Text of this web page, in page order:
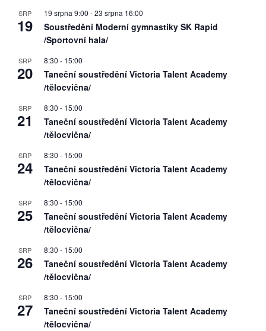
SRP
19
19 srpna 9:00 -23 srpna 16:00
Soustředění Moderní gymnastiky SK Rapid
/Sportovní hala/
SRP
20
8:30 - 15:00
Taneční soustředění Victoria Talent Academy
/tělocvična/
SRP
21
8:30 - 15:00
Taneční soustředění Victoria Talent Academy
/tělocvična/
SRP
24
8:30 - 15:00
Taneční soustředění Victoria Talent Academy
/tělocvična/
SRP
25
8:30 - 15:00
Taneční soustředění Victoria Talent Academy
/tělocvična/
SRP
26
8:30 - 15:00
Taneční soustředění Victoria Talent Academy
/tělocvična/
SRP
27
8:30 - 15:00
Taneční soustředění Victoria Talent Academy
/tělocvična/